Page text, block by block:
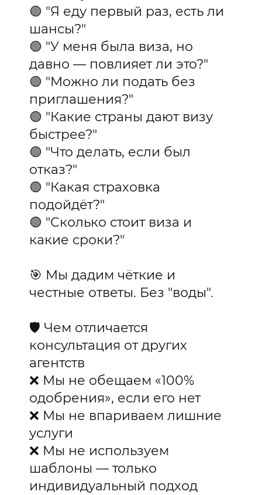
🟢 "Я еду первый раз, есть ли
шансы?"
🟢 "У меня была виза, но
давно — повлияет ли это?"
🟢 "Можно ли подать без
приглашения?"
🟢 "Какие страны дают визу
быстрее?"
🟢 "Что делать, если был
отказ?"
🟢 "Какая страховка
подойдёт?"
🟢 "Сколько стоит виза и
какие сроки?"
🎯 Мы дадим чёткие и
честные ответы. Без "воды".
🛡️ Чем отличается
консультация от других
агентств
❌ Мы не обещаем «100%
одобрения», если его нет
❌ Мы не впариваем лишние
услуги
❌ Мы не используем
шаблоны — только
индивидуальный подход